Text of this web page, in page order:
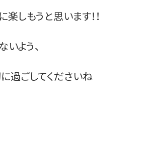
しもうと思います！！
よう、
過ごしてくださいね